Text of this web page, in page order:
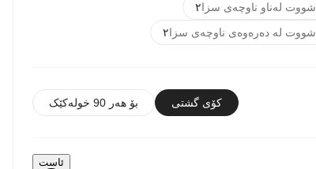
شووت لەناو ناوچەی سزا٢
شووت لە دەرەوەی ناوچەی سزا٢
کۆی گشتی بۆ هەر 90 خولەکێک
ئاست